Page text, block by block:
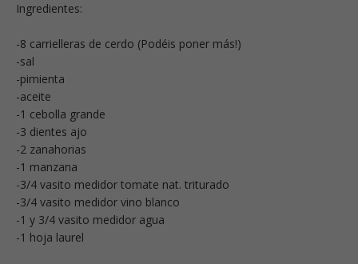
Ingredientes:
-8 carrielleras de cerdo (Podéis poner más!)
-sal
-pimienta
-aceite
-1 cebolla grande
-3 dientes ajo
-2 zanahorias
-1 manzana
-3/4 vasito medidor tomate nat. triturado
-3/4 vasito medidor vino blanco
-1 y 3/4 vasito medidor agua
-1 hoja laurel